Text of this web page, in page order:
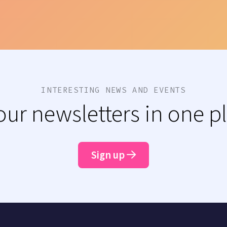
INTERESTING NEWS AND EVENTS
newsletters in one
Sign up